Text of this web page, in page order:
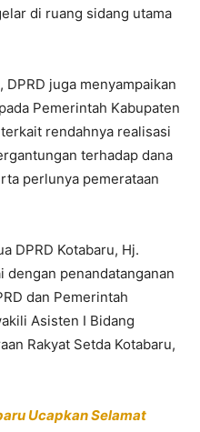
di ruang sidang utama
juga menyampaikan
Pemerintah Kabupaten
rendahnya realisasi
terhadap dana
perlunya pemerataan
DPRD Kotabaru, Hj.
dengan penandatanganan
dan Pemerintah
Asisten I Bidang
Rakyat Setda Kotabaru,
Ucapkan Selamat